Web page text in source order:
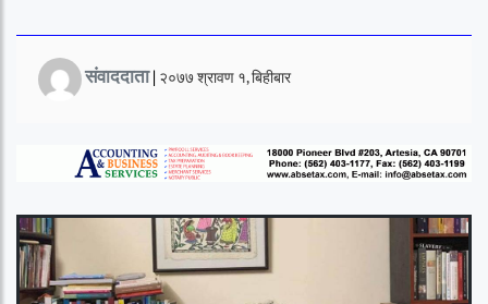
संवाददाता| २०७७ श्रावण १, बिहीबार